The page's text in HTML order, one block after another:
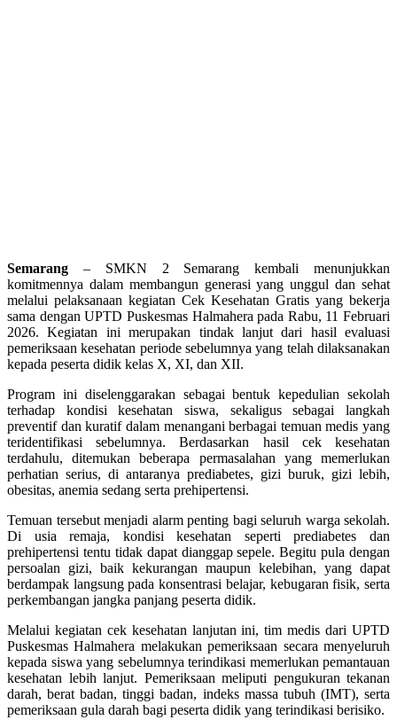
Semarang – SMKN 2 Semarang kembali menunjukkan
komitmennya dalam membangun generasi yang unggul dan sehat
melalui pelaksanaan kegiatan Cek Kesehatan Gratis yang bekerja
sama dengan UPTD Puskesmas Halmahera pada Rabu, 11 Februari
2026. Kegiatan ini merupakan tindak lanjut dari hasil evaluasi
pemeriksaan kesehatan periode sebelumnya yang telah dilaksanakan
kepada peserta didik kelas X, XI, dan XII.
Program ini diselenggarakan sebagai bentuk kepedulian sekolah
terhadap kondisi kesehatan siswa, sekaligus sebagai langkah
preventif dan kuratif dalam menangani berbagai temuan medis yang
teridentifikasi sebelumnya. Berdasarkan hasil cek kesehatan
terdahulu, ditemukan beberapa permasalahan yang memerlukan
perhatian serius, di antaranya prediabetes, gizi buruk, gizi lebih,
obesitas, anemia sedang serta prehipertensi.
Temuan tersebut menjadi alarm penting bagi seluruh warga sekolah.
Di usia remaja, kondisi kesehatan seperti prediabetes dan
prehipertensi tentu tidak dapat dianggap sepele. Begitu pula dengan
persoalan gizi, baik kekurangan maupun kelebihan, yang dapat
berdampak langsung pada konsentrasi belajar, kebugaran fisik, serta
perkembangan jangka panjang peserta didik.
Melalui kegiatan cek kesehatan lanjutan ini, tim medis dari UPTD
Puskesmas Halmahera melakukan pemeriksaan secara menyeluruh
kepada siswa yang sebelumnya terindikasi memerlukan pemantauan
kesehatan lebih lanjut. Pemeriksaan meliputi pengukuran tekanan
darah, berat badan, tinggi badan, indeks massa tubuh (IMT), serta
pemeriksaan gula darah bagi peserta didik yang terindikasi berisiko.